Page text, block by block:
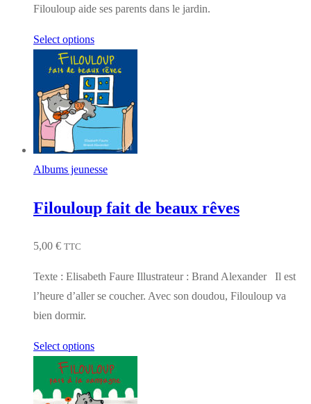
Filouloup aide ses parents dans le jardin.
Select options
Albums jeunesse
Filouloup fait de beaux rêves
5,00 € TTC
Texte : Elisabeth Faure Illustrateur : Brand Alexander Il est
l’heure d’aller se coucher. Avec son doudou, Filouloup va
bien dormir.
Select options